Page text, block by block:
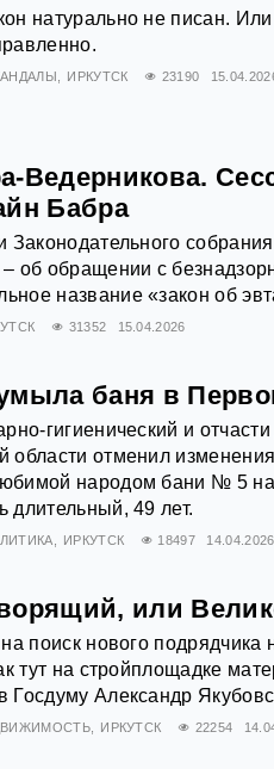
натурально не писан.
ИРКУТСК 23190
Ведерникова.
Бабра
Законодательного
– об обращении с
название «закон об
31352 15.04.2026
баня в
гигиенический и
области отменил
народом бани № 5
длительный, 49 лет.
ИРКУТСК 18497 14.04.2026
или
поиск нового
тут на стройплощадке
Госдуму Александр
ИРКУТСК 22254